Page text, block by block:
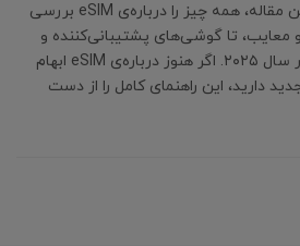
فناوری را آغاز کرده‌اند. در این مقاله، همه چیز را درباره‌ی eSIM بررسی
و معایب، تا گوشی‌های پشتیبانی‌کننده و
وضعیت اپراتورها در ایران در سال ۲۰۲۵. اگر هنوز درباره‌ی eSIM ابهام
دارید، این راهنمای کامل را از دست